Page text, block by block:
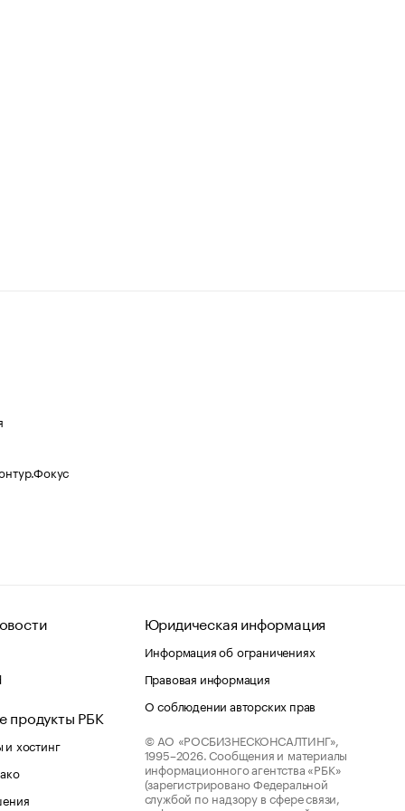
продукты РБК
хостинг
Юридическая информация
Информация об ограничениях
Правовая информация
О соблюдении авторских прав
© АО «РОСБИЗНЕСКОНСАЛТИНГ»,
1995–2026. Сообщения и материалы
информационного агентства «РБК»
(зарегистрировано Федеральной
службой по надзору в сфере связи,